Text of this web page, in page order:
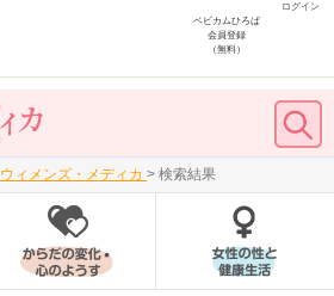
ログイン
ベビカムひろば
会員登録
（無料）
ウィメンズ・メディカ > 検索結果